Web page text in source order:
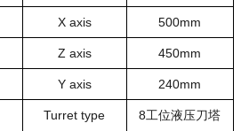
X axis 500mm
Z axis 450mm
Y axis 240mm
Turret type 8工位液压刀塔